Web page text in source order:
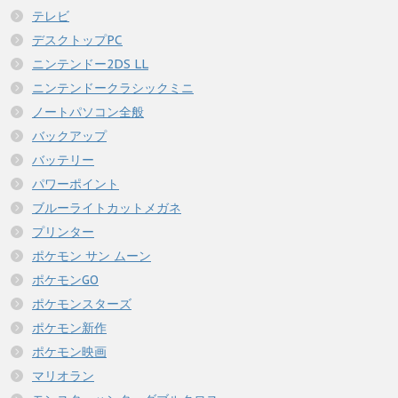
テレビ
デスクトップPC
ニンテンドー2DS LL
ニンテンドークラシックミニ
ノートパソコン全般
バックアップ
バッテリー
パワーポイント
ブルーライトカットメガネ
プリンター
ポケモン サン ムーン
ポケモンGO
ポケモンスターズ
ポケモン新作
ポケモン映画
マリオラン